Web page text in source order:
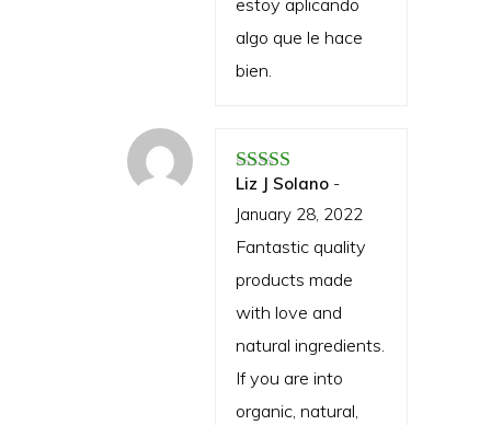
estoy aplicando
algo que le hace
bien.
Rated5out of 5
Liz J Solano -
January 28, 2022
Fantastic quality
products made
with love and
natural ingredients.
If you are into
organic, natural,